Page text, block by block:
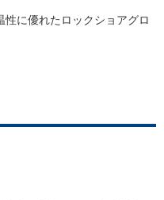
に優れたロックショアグロ